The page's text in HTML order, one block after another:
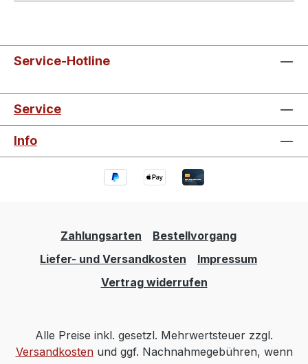
Service-Hotline
Service
Info
Zahlungsarten
Bestellvorgang
Liefer- und Versandkosten
Impressum
Vertrag widerrufen
Alle Preise inkl. gesetzl. Mehrwertsteuer zzgl.
Versandkostenund ggf. Nachnahmegebühren, wenn